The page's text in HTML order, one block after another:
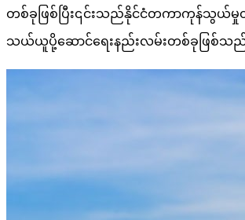
တစ်ခုဖြစ်ပြီး၎င်းသည်နိုင်ငံတကာကုန်သွယ်မှု
သယ်ယူပို့ဆောင်ရေးနည်းလမ်းတစ်ခုဖြစ်သည်